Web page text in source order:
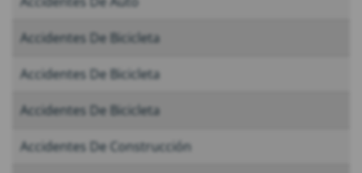
Accidentes De Bicicleta
Accidentes De Bicicleta
Accidentes De Bicicleta
Accidentes De Construcción